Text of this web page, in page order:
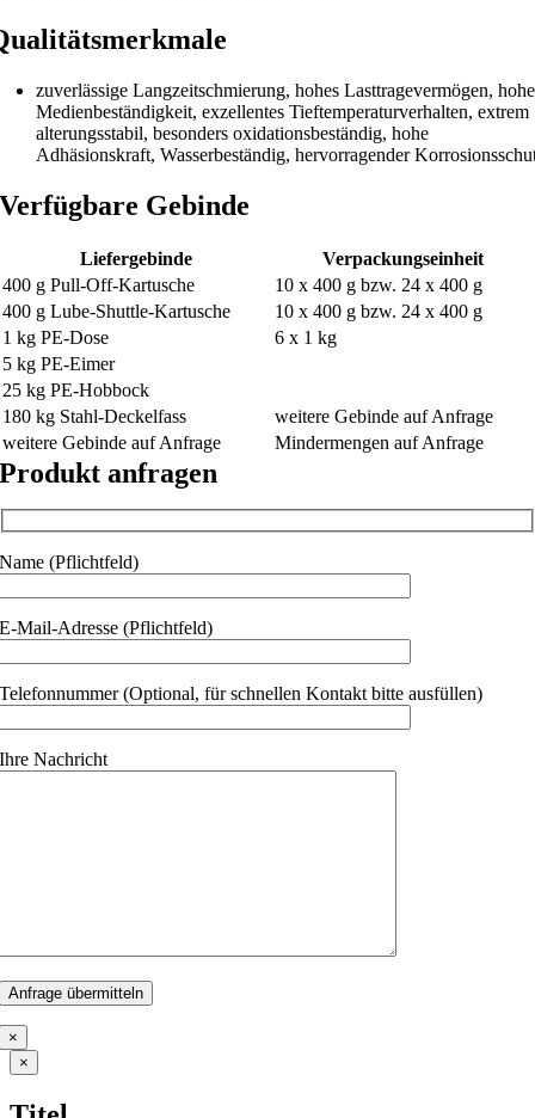
zuverlässige Langzeitschmierung, hohes Lasttragevermögen, hohe
Medienbeständigkeit, exzellentes Tieftemperaturverhalten, extrem
alterungsstabil, besonders oxidationsbeständig, hohe
Adhäsionskraft, Wasserbeständig, hervorragender
Verfügbare Gebinde
Liefergebinde
Verpackungseinheit
400 g Pull-Off-Kartusche
10 x 400 g bzw. 24 x 400 g
400 g Lube-Shuttle-Kartusche
10 x 400 g bzw. 24 x 400 g
1 kg PE-Dose
6 x 1 kg
5 kg PE-Eimer
25 kg PE-Hobbock
180 kg Stahl-Deckelfass
weitere Gebinde auf Anfrage
weitere Gebinde auf Anfrage
Mindermengen auf Anfrage
Produkt anfragen
Name (Pflichtfeld)
E-Mail-Adresse (Pflichtfeld)
Telefonnummer (Optional, für schnellen Kontakt bitte ausfüllen)
Ihre Nachricht
×
Close
product
×